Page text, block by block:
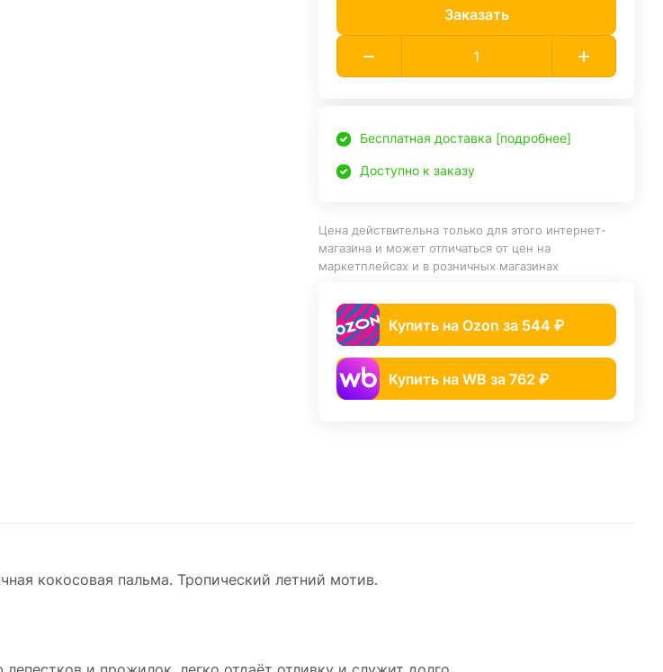
Заказать
Бесплатная доставка [подробнее]
Доступно к заказу
Цена действительна только для этого интернет-
магазина и может отличаться от цен на
маркетплейсах и в розничных магазинах
Купить на Ozon за 544 ₽
Купить на WB за 762 ₽
кокосовая пальма. Тропический летний мотив.